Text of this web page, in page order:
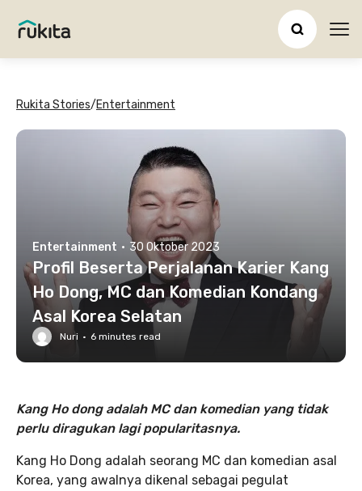
Rukita Stories/Entertainment
Entertainment · 30 Oktober 2023
Profil Beserta Perjalanan Karier Kang
Ho Dong, MC dan Komedian Kondang
Asal Korea Selatan
Nuri · 6 minutes read
Kang Ho dong adalah MC dan komedian yang tidak
perlu diragukan lagi popularitasnya.
Kang Ho Dong adalah seorang MC dan komedian asal
Korea, yang awalnya dikenal sebagai pegulat